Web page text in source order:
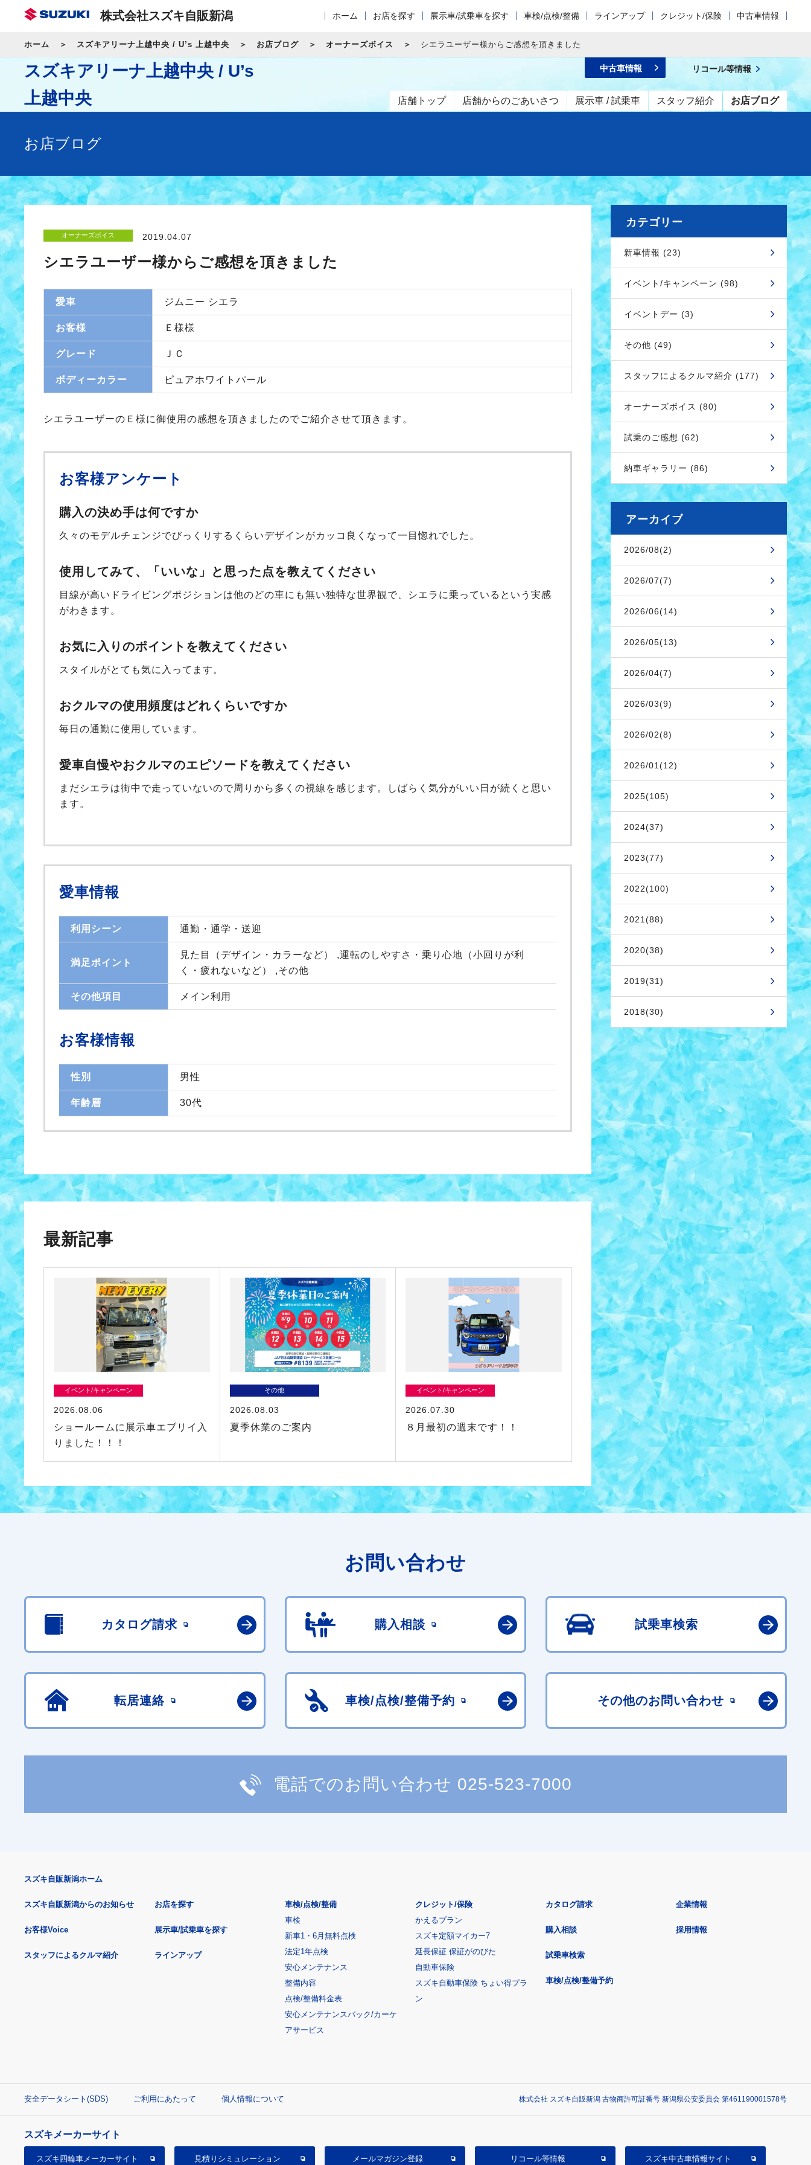
株式会社スズキ自販新潟 ホーム お店を探す 展示車/試乗車を探す 車検/点検/整備 ラインアップ クレジット/保険 中古車情報
ホーム スズキアリーナ上越中央 / U’s 上越中央 お店ブログ オーナーズボイス シエラユーザー様からご感想を頂きました
スズキアリーナ上越中央 / U’s
上越中央
店舗トップ 店舗からのごあいさつ 展示車 / 試乗車 スタッフ紹介 お店ブログ
中古車情報 リコール等情報
お店ブログ
オーナーズボイス 2019.04.07
シエラユーザー様からご感想を頂きました
愛車 ジムニー シエラ
お客様 Ｅ様様
グレード ＪＣ
ボディーカラー ピュアホワイトパール
シエラユーザーのＥ様に御使用の感想を頂きましたのでご紹介させて頂きます。
お客様アンケート
購入の決め手は何ですか
久々のモデルチェンジでびっくりするくらいデザインがカッコ良くなって一目惚れでした。
使用してみて、「いいな」と思った点を教えてください
目線が高いドライビングポジションは他のどの車にも無い独特な世界観で、シエラに乗っているという実感
がわきます。
お気に入りのポイントを教えてください
スタイルがとても気に入ってます。
おクルマの使用頻度はどれくらいですか
毎日の通勤に使用しています。
愛車自慢やおクルマのエピソードを教えてください
まだシエラは街中で走っていないので周りから多くの視線を感じます。しばらく気分がいい日が続くと思い
ます。
愛車情報
利用シーン 通勤・通学・送迎
満足ポイント
見た目（デザイン・カラーなど） ,運転のしやすさ・乗り心地（小回りが利
く・疲れないなど） ,その他
その他項目 メイン利用
お客様情報
性別 男性
年齢層 30代
最新記事
イベント/キャンペーン
2026.08.06
ショールームに展示車エブリイ入
りました！！！
その他
2026.08.03
夏季休業のご案内
イベント/キャンペーン
2026.07.30
８月最初の週末です！！
カテゴリー
新車情報 (23)
イベント/キャンペーン (98)
イベントデー (3)
その他 (49)
スタッフによるクルマ紹介 (177)
オーナーズボイス (80)
試乗のご感想 (62)
納車ギャラリー (86)
アーカイブ
2026/08(2)
2026/07(7)
2026/06(14)
2026/05(13)
2026/04(7)
2026/03(9)
2026/02(8)
2026/01(12)
2025(105)
2024(37)
2023(77)
2022(100)
2021(88)
2020(38)
2019(31)
2018(30)
お問い合わせ
カタログ請求 購入相談 試乗車検索
転居連絡 車検/点検/整備予約 その他のお問い合わせ
電話でのお問い合わせ 025-523-7000
スズキ自販新潟ホーム
スズキ自販新潟からのお知らせ
お客様Voice
スタッフによるクルマ紹介
お店を探す
展示車/試乗車を探す
ラインアップ
車検/点検/整備
車検
新車1・6月無料点検
法定1年点検
安心メンテナンス
整備内容
点検/整備料金表
安心メンテナンスパック/カーケ
アサービス
クレジット/保険
かえるプラン
スズキ定額マイカー7
延長保証 保証がのびた
自動車保険
スズキ自動車保険 ちょい得プラ
ン
カタログ請求
購入相談
試乗車検索
車検/点検/整備予約
企業情報
採用情報
安全データシート(SDS) ご利用にあたって 個人情報について 株式会社 スズキ自販新潟 古物商許可証番号 新潟県公安委員会 第461190001578号
スズキメーカーサイト
スズキ四輪車 メーカーサイト 見積り シミュレーション メールマガジン登録 リコール等情報 スズキ中古車情報サイト